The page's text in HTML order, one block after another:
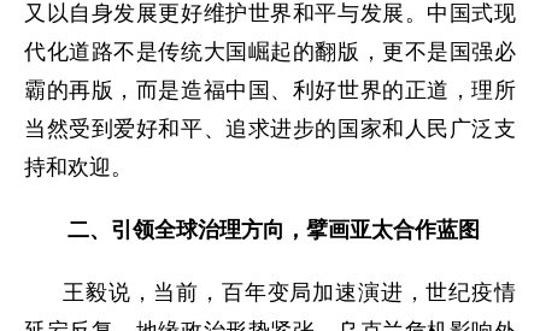
又以自身发展更好维护世界和平与发展。中国式现
代化道路不是传统大国崛起的翻版，更不是国强必
霸的再版，而是造福中国、利好世界的正道，理所
当然受到爱好和平、追求进步的国家和人民广泛支
持和欢迎。
二、引领全球治理方向，擘画亚太合作蓝图
王毅说，当前，百年变局加速演进，世纪疫情